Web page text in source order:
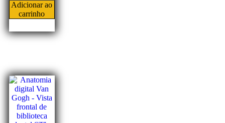
Adicionar ao
carrinho